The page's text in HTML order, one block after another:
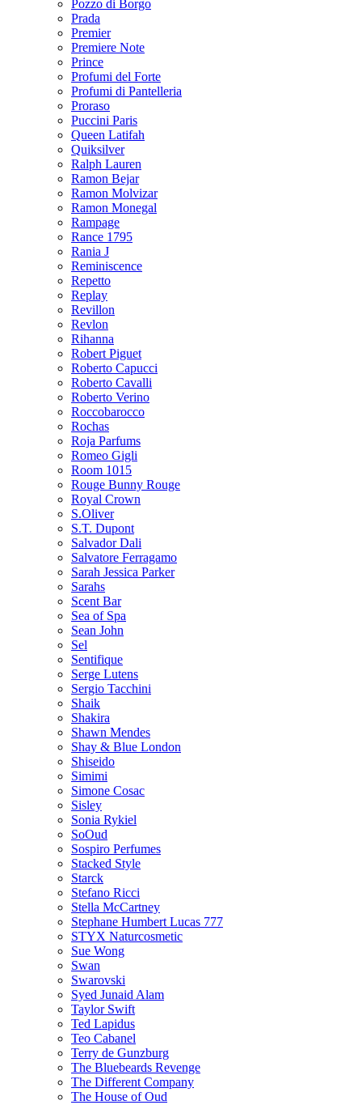
Pozzo di Borgo
Prada
Premier
Premiere Note
Prince
Profumi del Forte
Profumi di Pantelleria
Proraso
Puccini Paris
Queen Latifah
Quiksilver
Ralph Lauren
Ramon Bejar
Ramon Molvizar
Ramon Monegal
Rampage
Rance 1795
Rania J
Reminiscence
Repetto
Replay
Revillon
Revlon
Rihanna
Robert Piguet
Roberto Capucci
Roberto Cavalli
Roberto Verino
Roccobarocco
Rochas
Roja Parfums
Romeo Gigli
Room 1015
Rouge Bunny Rouge
Royal Crown
S.Oliver
S.T. Dupont
Salvador Dali
Salvatore Ferragamo
Sarah Jessica Parker
Sarahs
Scent Bar
Sea of Spa
Sean John
Sel
Sentifique
Serge Lutens
Sergio Tacchini
Shaik
Shakira
Shawn Mendes
Shay & Blue London
Shiseido
Simimi
Simone Cosac
Sisley
Sonia Rykiel
SoOud
Sospiro Perfumes
Stacked Style
Starck
Stefano Ricci
Stella McCartney
Stephane Humbert Lucas 777
STYX Naturсosmetic
Sue Wong
Swan
Swarovski
Syed Junaid Alam
Taylor Swift
Ted Lapidus
Teo Cabanel
Terry de Gunzburg
The Bluebeards Revenge
The Different Company
The House of Oud